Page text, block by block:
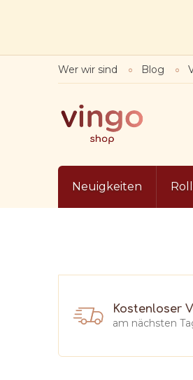
Wer wir sind Blog
Neuigkeiten
Kostenloser
am nächsten